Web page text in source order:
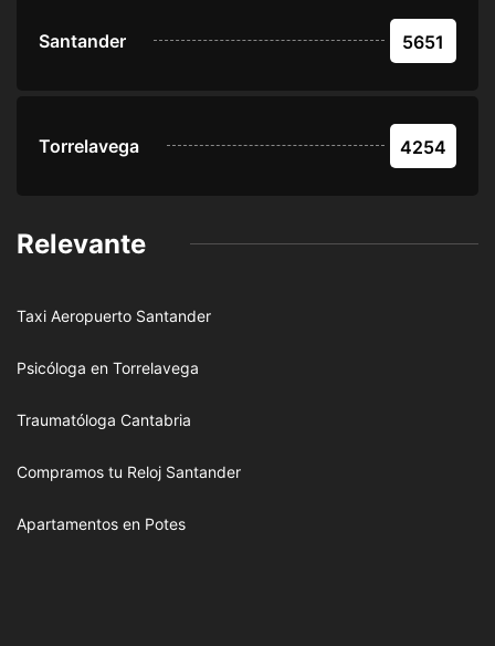
Santander 5651
Torrelavega 4254
Relevante
Taxi Aeropuerto Santander
Psicóloga en Torrelavega
Traumatóloga Cantabria
Compramos tu Reloj Santander
Apartamentos en Potes